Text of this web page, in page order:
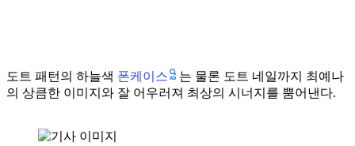
도트 패턴의 하늘색 폰케이스
는 물론 도트 네일까지 최예나
의 상큼한 이미지와 잘 어우러져 최상의 시너지를 뿜어낸다.